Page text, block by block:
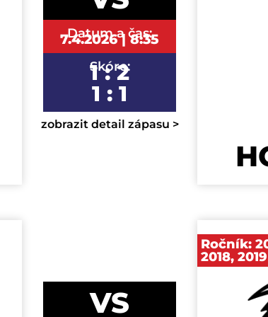
Datum a čas:
7.4.2026 | 8:35
Skóre:
1 : 2
1 : 1
zobrazit detail zápasu >
VS
Ročník:
2018, 2019